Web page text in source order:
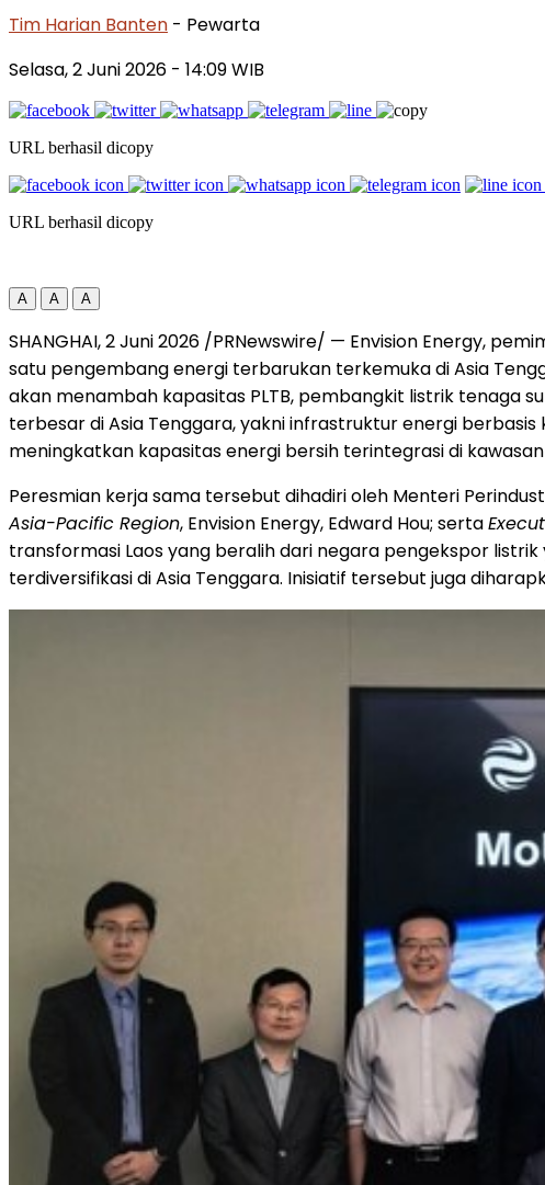
Tim Harian Banten - Pewarta
Selasa, 2 Juni 2026 - 14:09 WIB
URL berhasil dicopy
URL berhasil dicopy
A A A
SHANGHAI, 2 Juni 2026 /PRNewswire/ — Envision Energy,
satu pengembang energi terbarukan terkemuka di Asia
akan menambah kapasitas PLTB, pembangkit listrik tenaga
terbesar di Asia Tenggara, yakni infrastruktur energi
meningkatkan kapasitas energi bersih terintegrasi di
Peresmian kerja sama tersebut dihadiri oleh Menteri
Asia-Pacific Region, Envision Energy, Edward Hou; serta
transformasi Laos yang beralih dari negara pengekspor
terdiversifikasi di Asia Tenggara. Inisiatif tersebut juga